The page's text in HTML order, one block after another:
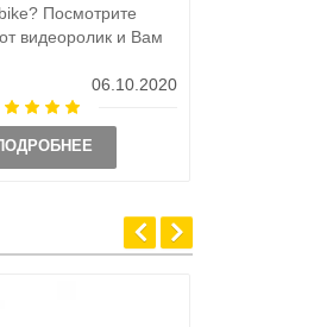
Посмотрите
видеоролик и Вам
06.10.2020